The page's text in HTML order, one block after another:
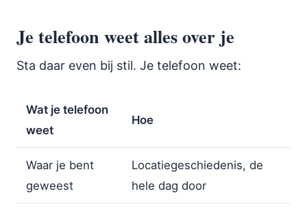
Je telefoon weet alles over je
Sta daar even bij stil. Je telefoon weet:
Wat je telefoon
weet
Hoe
Waar je bent
geweest
Locatiegeschiedenis, de
hele dag door